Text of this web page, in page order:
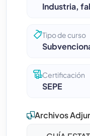
Industria,
Tipo de curso
Certificación
SEPE
Archivos